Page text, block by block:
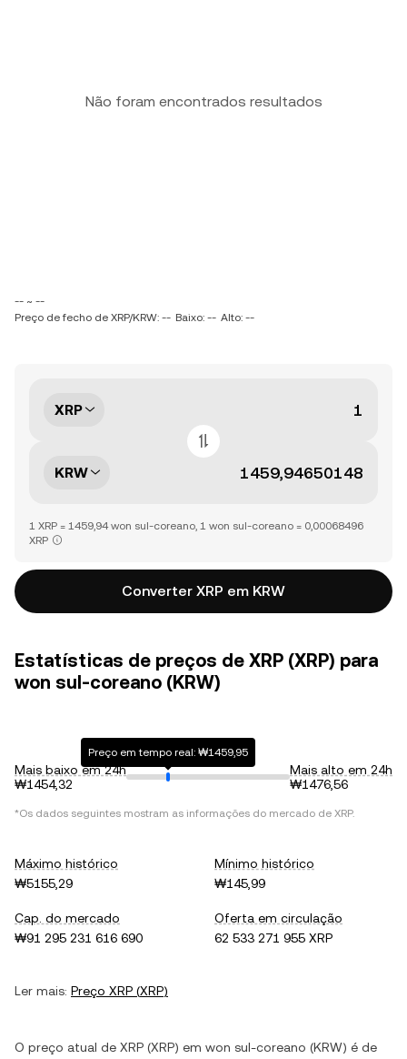
Não foram encontrados resultados
-- ~ --
Preço de fecho de XRP/KRW: -- Baixo: -- Alto: --
XRP
KRW
1 XRP = 1459,94 won sul-coreano, 1 won sul-coreano = 0,00068496
XRP
Converter XRP em KRW
Estatísticas de preços de XRP (XRP) para
won sul-coreano (KRW)
Mais baixo em 24h
₩1454,32
Preço em tempo real: ₩1459,95
Mais alto em 24h
₩1476,56
*Os dados seguintes mostram as informações do mercado de XRP.
Máximo histórico
₩5155,29
Mínimo histórico
₩145,99
Cap. do mercado
₩91 295 231 616 690
Oferta em circulação
62 533 271 955 XRP
Ler mais: Preço XRP (XRP)
O preço atual de XRP (XRP) em won sul-coreano (KRW) é de